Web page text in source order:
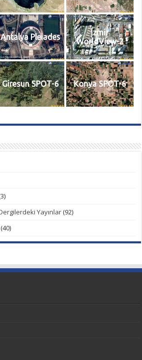
Antalya Pleiades
İzmir
WorldView-2
Giresun SPOT-6 Konya SPOT-6
Yayınlar(92)
(40)